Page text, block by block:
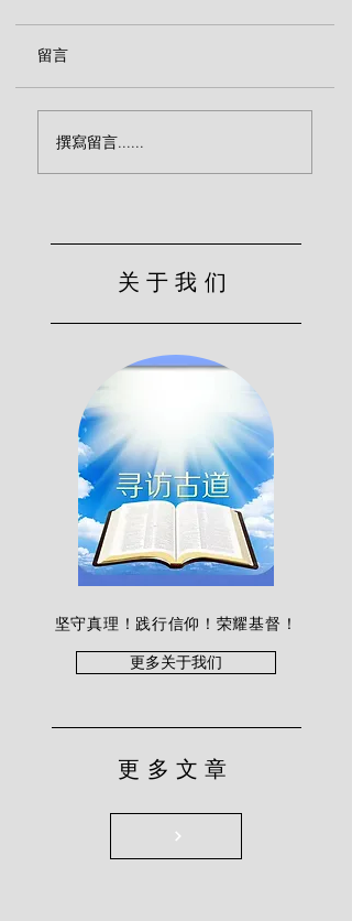
克）
留言
撰寫留言......
关于我们
坚守真理！践行信仰！荣耀基督！
更多关于我们
更多文章